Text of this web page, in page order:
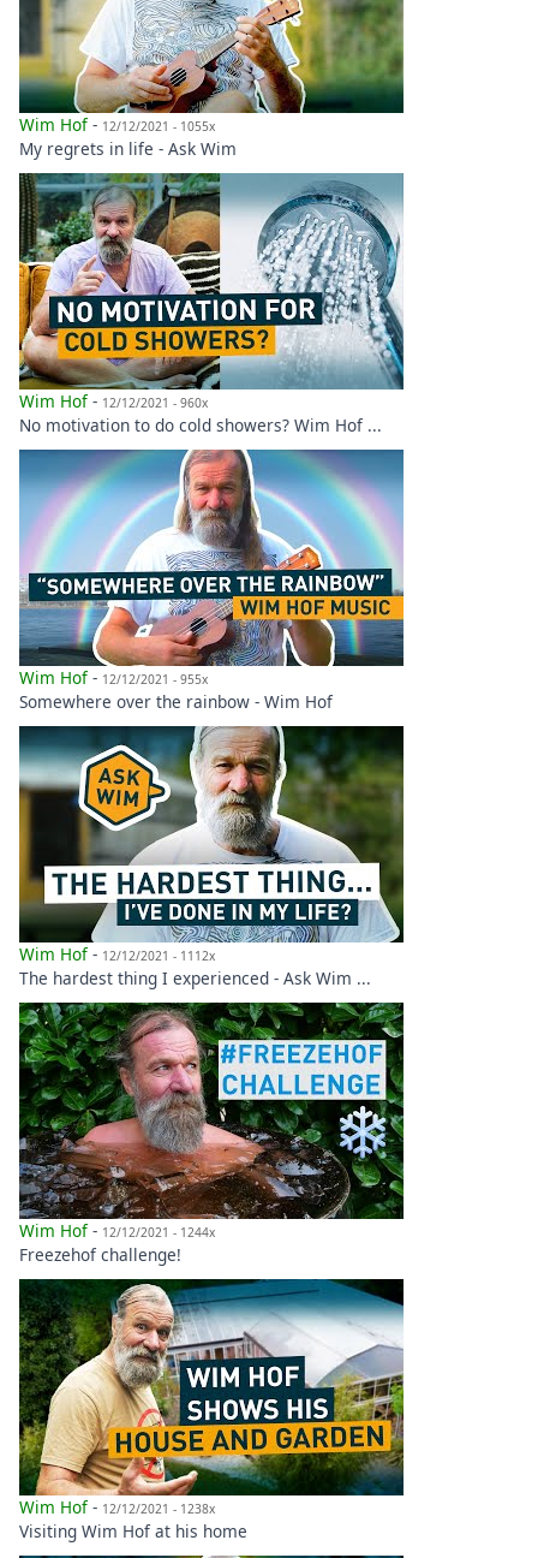
Wim Hof- 12/12/2021 - 1055x
My regrets in life - Ask Wim
Wim Hof- 12/12/2021 - 960x
No motivation to do cold showers? Wim Hof ...
Wim Hof- 12/12/2021 - 955x
Somewhere over the rainbow - Wim Hof
Wim Hof- 12/12/2021 - 1112x
The hardest thing I experienced - Ask Wim ...
Wim Hof- 12/12/2021 - 1244x
Freezehof challenge!
Wim Hof- 12/12/2021 - 1238x
Visiting Wim Hof at his home